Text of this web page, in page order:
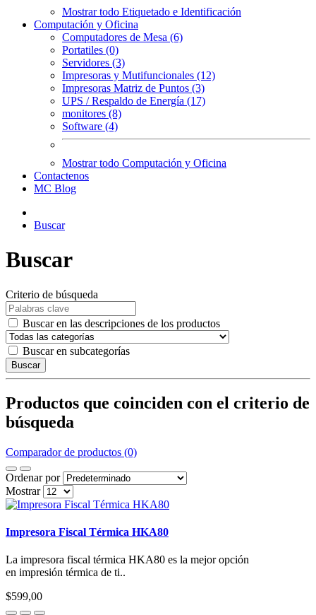
Mostrar todo Etiquetado e Identificación
Computación y Oficina
Computadores de Mesa (6)
Portatiles (0)
Servidores (3)
Impresoras y Mutifuncionales (12)
Impresoras Matriz de Puntos (3)
UPS / Respaldo de Energía (17)
monitores (8)
Software (4)
Mostrar todo Computación y Oficina
Contactenos
MC Blog
Buscar
Buscar
Criterio de búsqueda
Buscar en las descripciones de los productos
Buscar en subcategorías
Buscar
Productos que coinciden con el criterio de
búsqueda
Comparador de productos (0)
Ordenar por
Mostrar
Impresora Fiscal Térmica HKA80
La impresora fiscal térmica HKA80 es la mejor opción
en impresión térmica de ti..
$599,00